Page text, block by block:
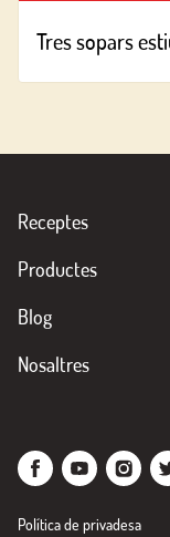
Tres sopars
Receptes
Productes
Blog
Nosaltres
Política de privadesa